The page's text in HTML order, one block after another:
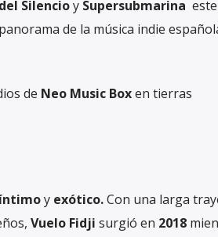
SilencioySupersubmarina
de la música indie
de Neo Music Boxen tierras
íntimoy exótico.Con una larga
Vuelo Fidji surgió en 2018